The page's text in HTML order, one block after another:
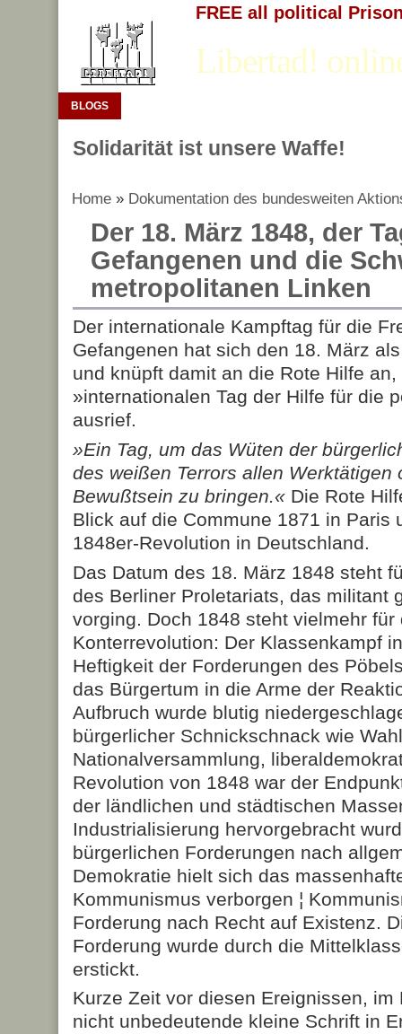
FREE all political
Libertad!
BLOGS
Solidarität ist unsere Waffe!
Home » Dokumentation des bundesweiten
Der 18. März 1848, der
Gefangenen und die
metropolitanen Linken
Der internationale Kampftag für die
Gefangenen hat sich den 18. März
und knüpft damit an die Rote Hilfe
»internationalen Tag der Hilfe für die
ausrief.
»Ein Tag, um das Wüten der
des weißen Terrors allen Werktätigen
Bewußtsein zu bringen.« Die Rote
Blick auf die Commune 1871 in Paris
1848er-Revolution in Deutschland.
Das Datum des 18. März 1848 steht
des Berliner Proletariats, das militant
vorging. Doch 1848 steht vielmehr für
Konterrevolution: Der Klassenkampf
Heftigkeit der Forderungen des
das Bürgertum in die Arme der
Aufbruch wurde blutig
bürgerlicher Schnickschnack wie
Nationalversammlung,
Revolution von 1848 war der
der ländlichen und städtischen
Industrialisierung hervorgebracht
bürgerlichen Forderungen nach
Demokratie hielt sich das
Kommunismus verborgen ¦
Forderung nach Recht auf Existenz.
Forderung wurde durch die
erstickt.
Kurze Zeit vor diesen Ereignissen,
nicht unbedeutende kleine Schrift in